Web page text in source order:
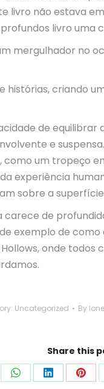
livro não estava
livro
mergulhador no
criando
de
e
um tropeço
experiência
sobre a
de
exemplo de
onde
Uncategorized By
Share this
Share Share